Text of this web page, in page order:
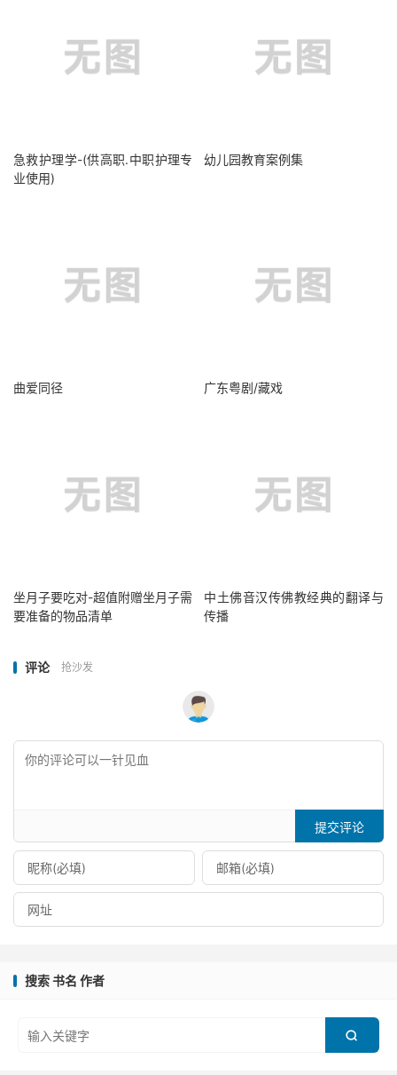
急救护理学-(供高职.中职护理专
业使用)
幼儿园教育案例集
曲爱同径 广东粤剧/藏戏
坐月子要吃对-超值附赠坐月子需
要准备的物品清单
中土佛音汉传佛教经典的翻译与
传播
评论 抢沙发
提交评论
搜索 书名 作者
